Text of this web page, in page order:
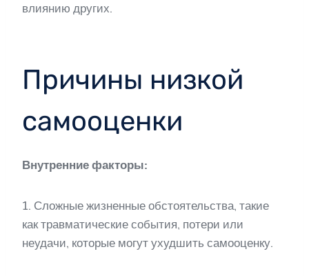
влиянию других.
Причины низкой
самооценки
Внутренние факторы:
1. Сложные жизненные обстоятельства, такие
как травматические события, потери или
неудачи, которые могут ухудшить самооценку.